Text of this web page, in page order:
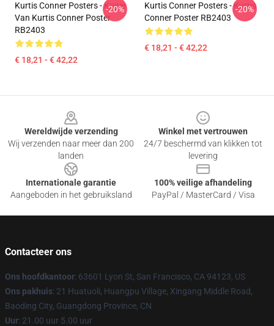
Kurtis Conner Posters - Kopie
Van Kurtis Conner Poster
RB2403
€ 18,21 - € 42,22
-20%
Kurtis Conner Posters - Kurtis
Conner Poster RB2403
€ 18,21 - € 42,22
-20%
Wereldwijde verzending
Wij verzenden naar meer dan 200
landen
Winkel met vertrouwen
24/7 beschermd van klikken tot
levering
Internationale garantie
Aangeboden in het gebruiksland
100% veilige afhandeling
PayPal / MasterCard / Visa
Contacteer ons
Ons hoofdkantoor: 63601 Lyon St, San Francisco, CA 94123, US
Ons pakhuis: 21 Huatuoli, Huangpu Village, Xingang Middle Road,
Baoding City, Guangdong Province, CN
Uur: 21.00 uur 5.00 uur